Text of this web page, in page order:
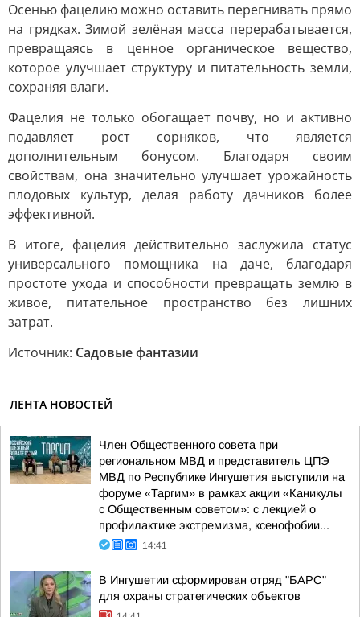
Осенью фацелию можно оставить перегнивать прямо
на грядках. Зимой зелёная масса перерабатывается,
превращаясь в ценное органическое вещество,
которое улучшает структуру и питательность земли,
сохраняя влаги.
Фацелия не только обогащает почву, но и активно
подавляет рост сорняков, что является
дополнительным бонусом. Благодаря своим
свойствам, она значительно улучшает урожайность
плодовых культур, делая работу дачников более
эффективной.
В итоге, фацелия действительно заслужила статус
универсального помощника на даче, благодаря
простоте ухода и способности превращать землю в
живое, питательное пространство без лишних
затрат.
Источник: Садовые фантазии
ЛЕНТА НОВОСТЕЙ
Член Общественного совета при
региональном МВД и представитель ЦПЭ
МВД по Республике Ингушетия выступили на
форуме «Таргим» в рамках акции «Каникулы
с Общественным советом»: с лекцией о
профилактике экстремизма, ксенофобии...
14:41
В Ингушетии сформирован отряд "БАРС"
для охраны стратегических объектов